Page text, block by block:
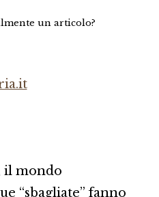
un articolo?
il mondo
“sbagliate” fanno